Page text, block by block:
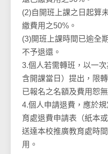
(2)自開班上課之日起算
繳費用之50%。
(3)開班上課時間已逾全
不予退還。
3.個人若需轉班，以一
含開課當日）提出，限
已報名之名額及費用恕
4.個人申請退費，應於
育處退費申請表（紙本
送達本校推廣教育處時
用。